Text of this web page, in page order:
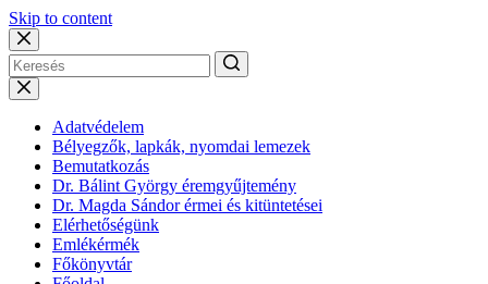
Skip to content
Adatvédelem
Bélyegzők, lapkák, nyomdai lemezek
Bemutatkozás
Dr. Bálint György éremgyűjtemény
Dr. Magda Sándor érmei és kitüntetései
Elérhetőségünk
Emlékérmék
Főkönyvtár